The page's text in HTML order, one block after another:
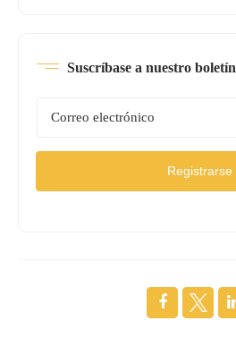
Suscríbase a nuestro boletín
Registrarse